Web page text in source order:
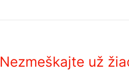
Nezmeškajte už